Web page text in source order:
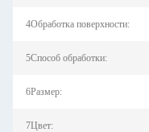
4Обработка поверхности:
5Способ обработки:
6Размер:
7Цвет: